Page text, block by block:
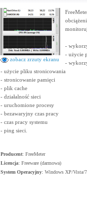
zobacz zrzuty ekranu
-
- użycie
-
- użycie pliku stronicowania
- stronicowanie pamięci
- plik cache
- działalność sieci
- uruchomione procesy
- bezawaryjny czas pracy
- czas pracy systemu
- ping sieci.
Producent: FreeMeter
Licencja: Freeware (darmowa)
System Operacyjny: Windows XP/Vista/